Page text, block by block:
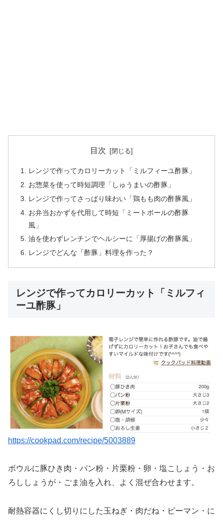
目次
レンジで作ってカロリーカット「ミルフィーユ酢豚」
お惣菜を使って時短調理「しゅうまいの酢豚」
レンジで作ってさっぱり味わい「鶏もも肉の酢豚風」
お弁当おかずを代用して時短「ミートボールの酢豚
風」
油を使わずレンチンでヘルシーに「厚揚げの酢豚風」
レンジでどんな「酢豚」料理を作った？
レンジで作ってカロリーカット「ミルフィ
ーユ酢豚」
https://cookpad.com/recipe/5003889
ボウルに豚ひき肉・パン粉・片栗粉・卵・塩こしょう・お
ろししょうが・ごま油を入れ、よく混ぜ合わせます。
耐熱容器にくし切りにした玉ねぎ・肉だね・ピーマン・に